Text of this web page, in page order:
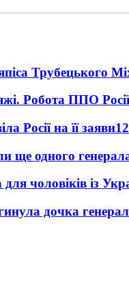
Трубецького
Робота ППО Росії
Росії на її заяви
ще одного
чоловіків із
дочка